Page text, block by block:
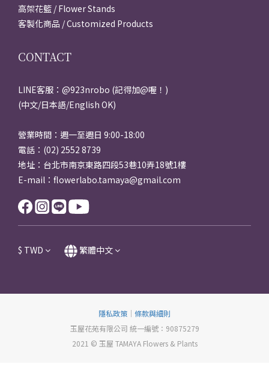
高架花籃 / Flower Stands
客製化商品 / Customized Products
CONTACT
LINE客服：@923nrobo (記得加@喔！)
(中文/日本語/English OK)
營業時間：週一至週日 9:00-18:00
電話：(02) 2552 8739
地址：台北市南京東路四段53巷10弄18號1樓
E-mail：flowerlabo.tamaya@gmail.com
$ TWD 繁體中文
隱私政策 ｜ 條款與細則
玉屋花苑有限公司 統一編號：90875279
2021 © 玉屋 TAMAYA Flowers & Plants